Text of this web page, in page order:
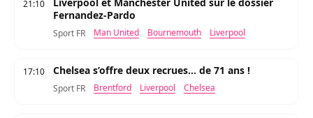
21:10
Fernandez-Pardo
Sport FR Man United Bournemouth Liverpool
17:10 Chelsea s’offre deux recrues... de 71 ans !
Sport FR Brentford Liverpool Chelsea